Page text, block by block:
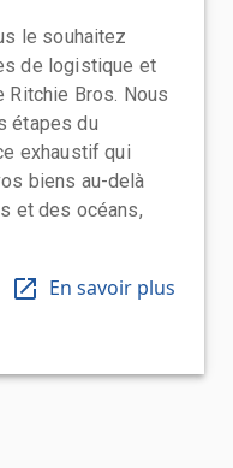
le souhaitez
de logistique et
Bros. Nous
étapes du
exhaustif qui
biens au-delà
et des océans,
En savoir plus